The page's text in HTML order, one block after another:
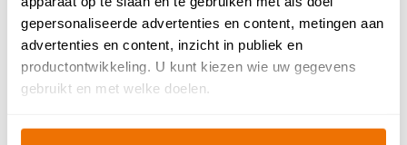
gepersonaliseerde advertenties en content, metingen aan
advertenties en content, inzicht in publiek en
productontwikkeling. U kunt kiezen wie uw gegevens
gebruikt en met welke doelen.
Als u het toestaat, willen we ook graag: